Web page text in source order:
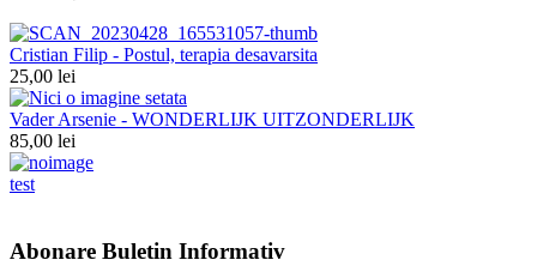
Cristian Filip - Postul, terapia desavarsita
25,00 lei
Vader Arsenie - WONDERLIJK UITZONDERLIJK
85,00 lei
test
Abonare Buletin Informativ